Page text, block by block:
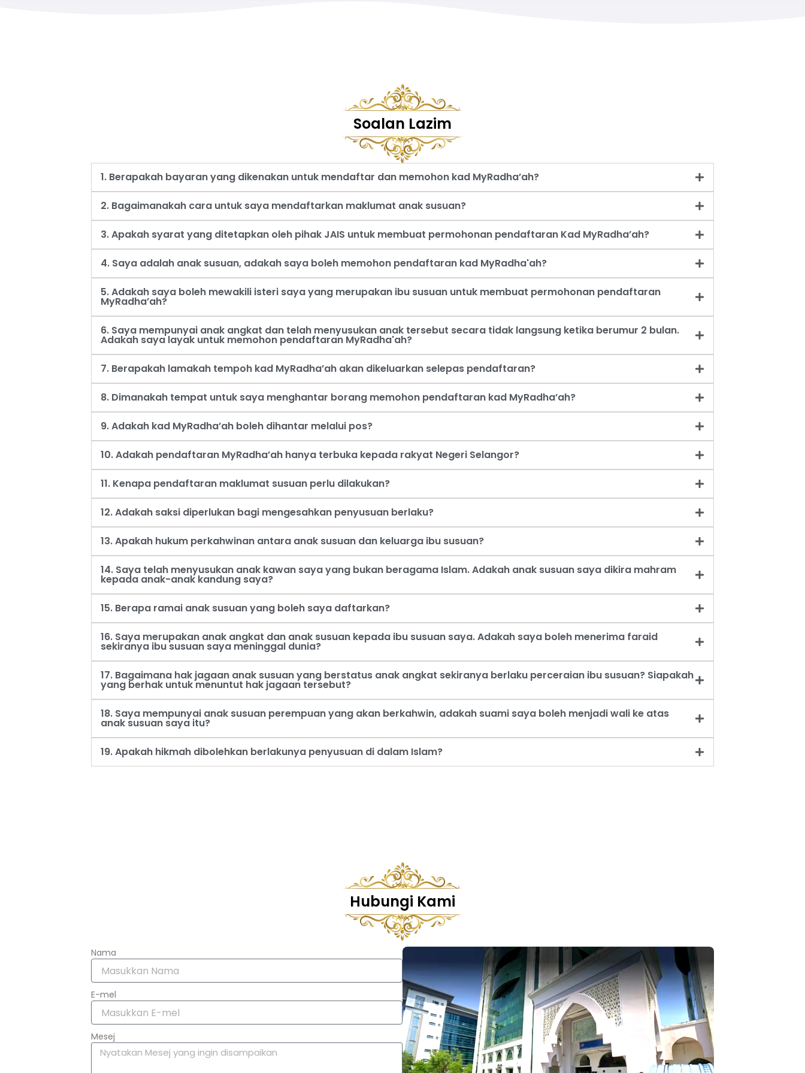
Soalan Lazim
1. Berapakah bayaran yang dikenakan untuk mendaftar dan memohon kad MyRadha’ah?
2. Bagaimanakah cara untuk saya mendaftarkan maklumat anak susuan?
3. Apakah syarat yang ditetapkan oleh pihak JAIS untuk membuat permohonan pendaftaran Kad MyRadha’ah?
4. Saya adalah anak susuan, adakah saya boleh memohon pendaftaran kad MyRadha'ah?
5. Adakah saya boleh mewakili isteri saya yang merupakan ibu susuan untuk membuat permohonan pendaftaran
MyRadha’ah?
6. Saya mempunyai anak angkat dan telah menyusukan anak tersebut secara tidak langsung ketika berumur 2 bulan.
Adakah saya layak untuk memohon pendaftaran MyRadha'ah?
7. Berapakah lamakah tempoh kad MyRadha’ah akan dikeluarkan selepas pendaftaran?
8. Dimanakah tempat untuk saya menghantar borang memohon pendaftaran kad MyRadha’ah?
9. Adakah kad MyRadha’ah boleh dihantar melalui pos?
10. Adakah pendaftaran MyRadha’ah hanya terbuka kepada rakyat Negeri Selangor?
11. Kenapa pendaftaran maklumat susuan perlu dilakukan?
12. Adakah saksi diperlukan bagi mengesahkan penyusuan berlaku?
13. Apakah hukum perkahwinan antara anak susuan dan keluarga ibu susuan?
14. Saya telah menyusukan anak kawan saya yang bukan beragama Islam. Adakah anak susuan saya dikira mahram
kepada anak-anak kandung saya?
15. Berapa ramai anak susuan yang boleh saya daftarkan?
16. Saya merupakan anak angkat dan anak susuan kepada ibu susuan saya. Adakah saya boleh menerima faraid
sekiranya ibu susuan saya meninggal dunia?
17. Bagaimana hak jagaan anak susuan yang berstatus anak angkat sekiranya berlaku perceraian ibu susuan? Siapakah
yang berhak untuk menuntut hak jagaan tersebut?
18. Saya mempunyai anak susuan perempuan yang akan berkahwin, adakah suami saya boleh menjadi wali ke atas
anak susuan saya itu?
19. Apakah hikmah dibolehkan berlakunya penyusuan di dalam Islam?
Hubungi Kami
Nama
E-mel
Mesej